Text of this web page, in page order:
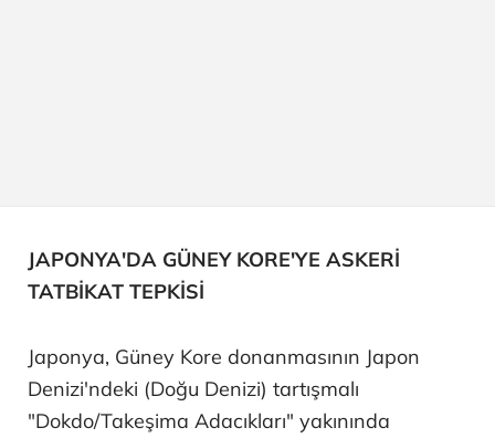
JAPONYA'DA GÜNEY KORE'YE ASKERİ
TATBİKAT TEPKİSİ
Japonya, Güney Kore donanmasının Japon
Denizi'ndeki (Doğu Denizi) tartışmalı
"Dokdo/Takeşima Adacıkları" yakınında